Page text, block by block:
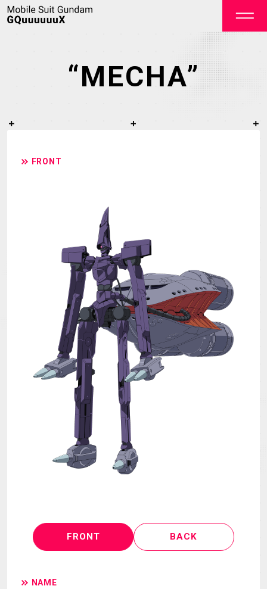
STORY CHARACTER
MECHA GOODS
GALLERY MUSIC
Blu-ray & DVD &
THEATER
LANGUAGE
“MECHA”
FRONT
FRONT BACK
NAME